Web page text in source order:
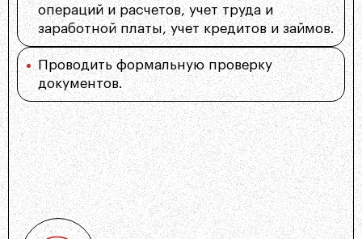
операций и расчетов, учет труда и
заработной платы, учет кредитов и займов.
Проводить формальную проверку
документов.